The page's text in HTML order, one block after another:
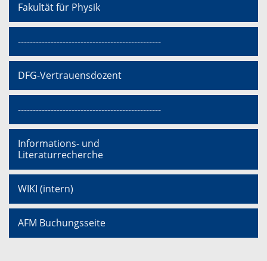
Fakultät für Physik
------------------------------------------------
DFG-Vertrauensdozent
------------------------------------------------
Informations- und
Literaturrecherche
WIKI (intern)
AFM Buchungsseite